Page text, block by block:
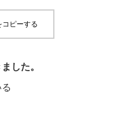
ピーする
した。